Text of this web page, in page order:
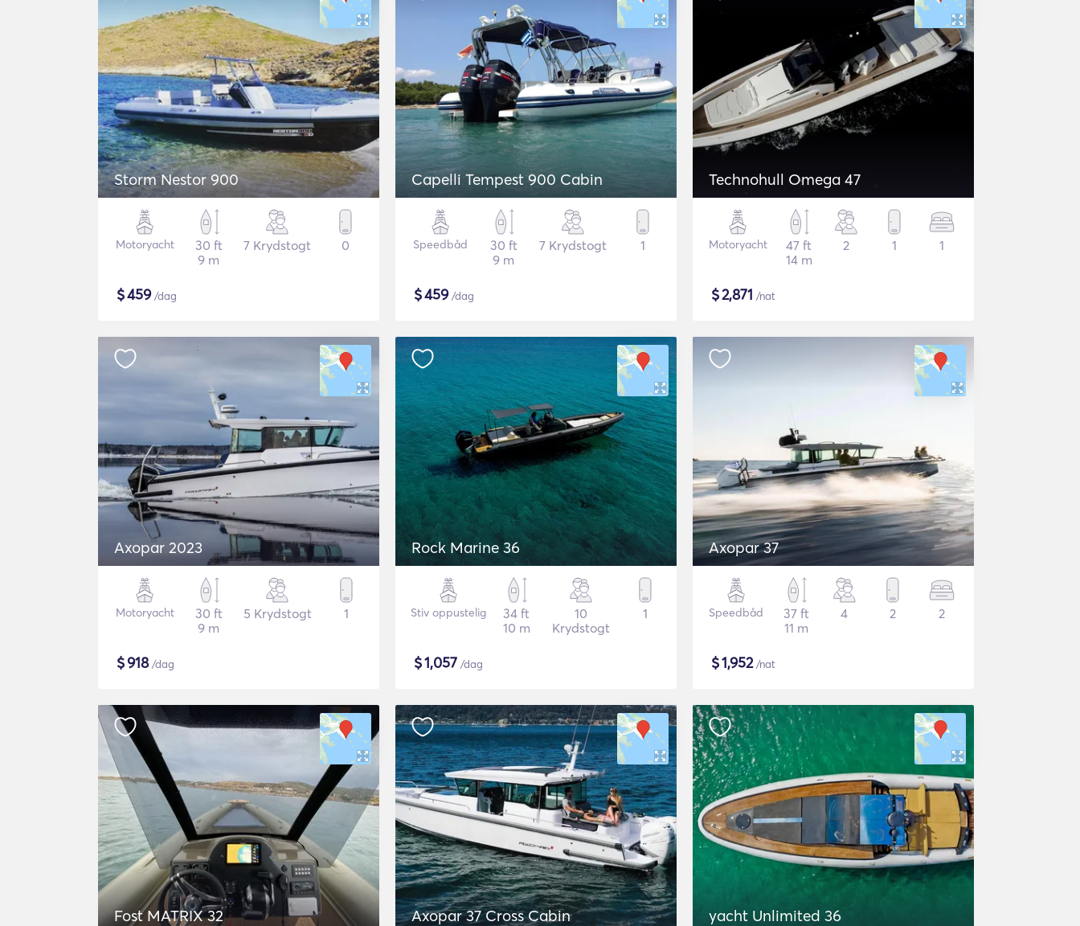
Storm Nestor 900
Motoryacht
30 ft
9 m
7 Krydstogt 0
$459/dag
Capelli Tempest 900 Cabin
Speedbåd
30 ft
9 m
7 Krydstogt 1
$459/dag
Technohull Omega 47
Motoryacht
47 ft
14 m
2 1 1
$2,871 /nat
Axopar 2023
Motoryacht
30 ft
9 m
5 Krydstogt 1
$918/dag
Rock Marine 36
Stiv oppustelig
34 ft
10 m
10
Krydstogt
1
$1,057 /dag
Axopar 37
Speedbåd
37 ft
11 m
4 2 2
$1,952/nat
Fost MATRIX 32 Axopar 37 Cross Cabin yacht Unlimited 36